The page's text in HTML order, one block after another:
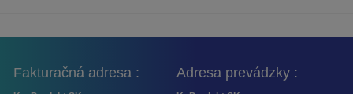
Fakturačná adresa : Adresa prevádzky :